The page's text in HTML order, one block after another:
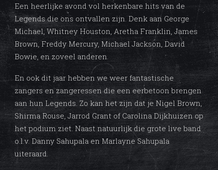
Een heerlijke avond vol herkenbare hits van de
Legends die ons ontvallen zijn. Denk aan George
Michael, Whitney Houston, Aretha Franklin, James
Brown, Freddy Mercury, Michael Jackson, David
Bowie, en zoveel anderen.
En ook dit jaar hebben we weer fantastische
zangers en zangeressen die een eerbetoon brengen
aan hun Legends. Zo kan het zijn dat je Nigel Brown,
Shirma Rouse, Jarrod Grant of Carolina Dijkhuizen op
het podium ziet. Naast natuurlijk die grote live band
o.l.v. Danny Sahupala en Marlayne Sahupala
uiteraard.